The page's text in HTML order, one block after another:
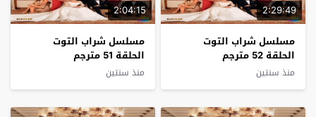
2:29:49
مسلسل شراب التوت
الحلقة 52 مترجم
منذ سنتين
2:04:15
مسلسل شراب التوت
الحلقة 51 مترجم
منذ سنتين